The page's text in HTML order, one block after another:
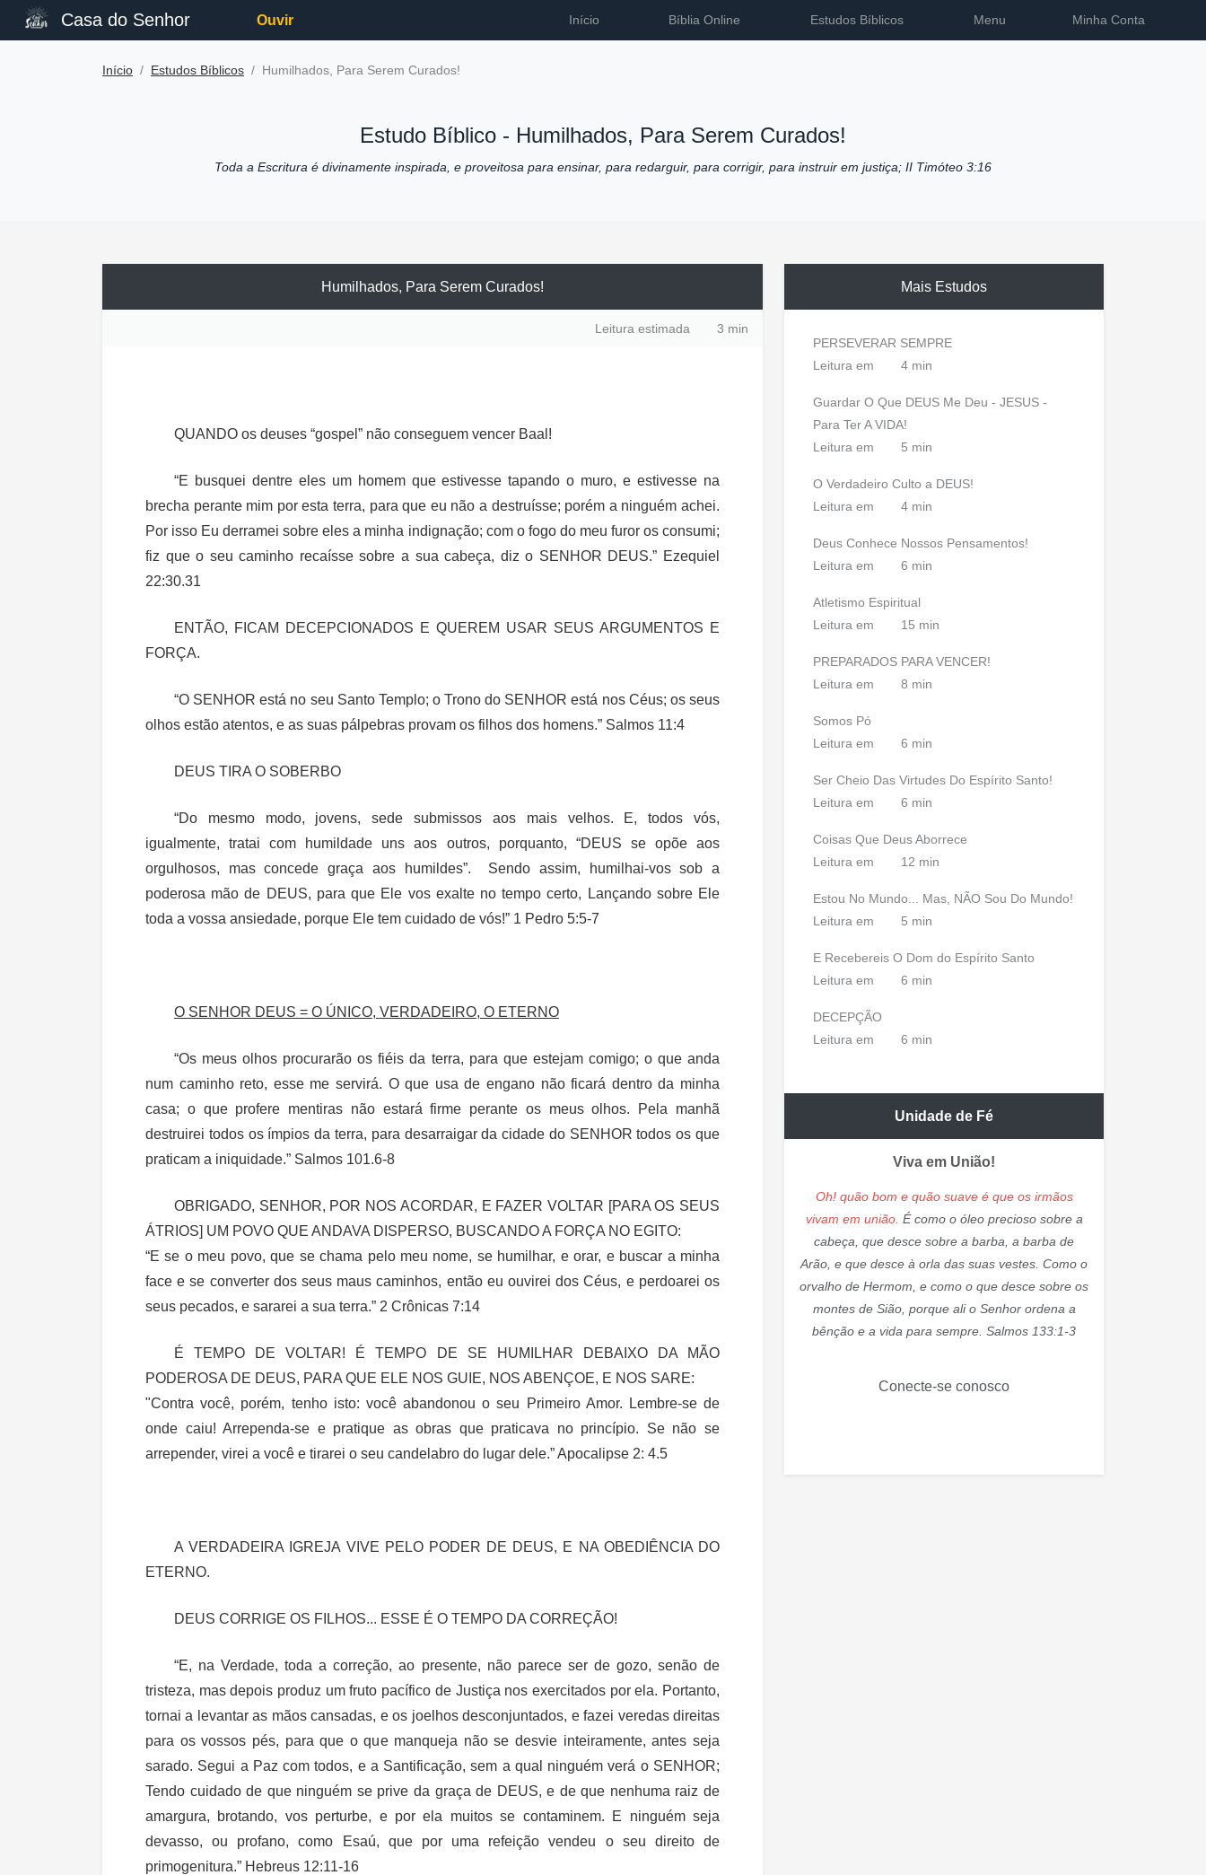
Casa do Senhor Ouvir Início Bíblia Online Estudos Bíblicos Menu Minha Conta
Início Estudos Bíblicos Humilhados, Para Serem Curados!
Estudo Bíblico - Humilhados, Para Serem Curados!
Toda a Escritura é divinamente inspirada, e proveitosa para ensinar, para redarguir, para corrigir, para instruir em justiça; II Timóteo 3:16
Humilhados, Para Serem Curados!
Leitura estimada 3 min
QUANDO os deuses “gospel” não conseguem vencer Baal!
“E busquei dentre eles um homem que estivesse tapando o muro, e estivesse na
brecha perante mim por esta terra, para que eu não a destruísse; porém a ninguém achei.
Por isso Eu derramei sobre eles a minha indignação; com o fogo do meu furor os consumi;
fiz que o seu caminho recaísse sobre a sua cabeça, diz o SENHOR DEUS.” Ezequiel
22:30.31
ENTÃO, FICAM DECEPCIONADOS E QUEREM USAR SEUS ARGUMENTOS E
FORÇA.
“O SENHOR está no seu Santo Templo; o Trono do SENHOR está nos Céus; os seus
olhos estão atentos, e as suas pálpebras provam os filhos dos homens.” Salmos 11:4
DEUS TIRA O SOBERBO
“Do mesmo modo, jovens, sede submissos aos mais velhos. E, todos vós,
igualmente, tratai com humildade uns aos outros, porquanto, “DEUS se opõe aos
orgulhosos, mas concede graça aos humildes”. Sendo assim, humilhai-vos sob a
poderosa mão de DEUS, para que Ele vos exalte no tempo certo, Lançando sobre Ele
toda a vossa ansiedade, porque Ele tem cuidado de vós!” 1 Pedro 5:5-7
O SENHOR DEUS = O ÚNICO, VERDADEIRO, O ETERNO
“Os meus olhos procurarão os fiéis da terra, para que estejam comigo; o que anda
num caminho reto, esse me servirá. O que usa de engano não ficará dentro da minha
casa; o que profere mentiras não estará firme perante os meus olhos. Pela manhã
destruirei todos os ímpios da terra, para desarraigar da cidade do SENHOR todos os que
praticam a iniquidade.” Salmos 101.6-8
OBRIGADO, SENHOR, POR NOS ACORDAR, E FAZER VOLTAR [PARA OS SEUS
ÁTRIOS] UM POVO QUE ANDAVA DISPERSO, BUSCANDO A FORÇA NO EGITO:
“E se o meu povo, que se chama pelo meu nome, se humilhar, e orar, e buscar a minha
face e se converter dos seus maus caminhos, então eu ouvirei dos Céus, e perdoarei os
seus pecados, e sararei a sua terra.” 2 Crônicas 7:14
É TEMPO DE VOLTAR! É TEMPO DE SE HUMILHAR DEBAIXO DA MÃO
PODEROSA DE DEUS, PARA QUE ELE NOS GUIE, NOS ABENÇOE, E NOS SARE:
"Contra você, porém, tenho isto: você abandonou o seu Primeiro Amor. Lembre-se de
onde caiu! Arrependa-se e pratique as obras que praticava no princípio. Se não se
arrepender, virei a você e tirarei o seu candelabro do lugar dele.” Apocalipse 2: 4.5
A VERDADEIRA IGREJA VIVE PELO PODER DE DEUS, E NA OBEDIÊNCIA DO
ETERNO.
DEUS CORRIGE OS FILHOS... ESSE É O TEMPO DA CORREÇÃO!
“E, na Verdade, toda a correção, ao presente, não parece ser de gozo, senão de
tristeza, mas depois produz um fruto pacífico de Justiça nos exercitados por ela. Portanto,
tornai a levantar as mãos cansadas, e os joelhos desconjuntados, e fazei veredas direitas
para os vossos pés, para que o que manqueja não se desvie inteiramente, antes seja
sarado. Segui a Paz com todos, e a Santificação, sem a qual ninguém verá o SENHOR;
Tendo cuidado de que ninguém se prive da graça de DEUS, e de que nenhuma raiz de
amargura, brotando, vos perturbe, e por ela muitos se contaminem. E ninguém seja
devasso, ou profano, como Esaú, que por uma refeição vendeu o seu direito de
primogenitura.” Hebreus 12:11-16
Mais Estudos
PERSEVERAR SEMPRE
Leitura em
4 min
Guardar O Que DEUS Me Deu - JESUS -
Para Ter A VIDA!
Leitura em
5 min
O Verdadeiro Culto a DEUS!
Leitura em
4 min
Deus Conhece Nossos Pensamentos!
Leitura em
6 min
Atletismo Espiritual
Leitura em
15 min
PREPARADOS PARA VENCER!
Leitura em
8 min
Somos Pó
Leitura em
6 min
Ser Cheio Das Virtudes Do Espírito Santo!
Leitura em
6 min
Coisas Que Deus Aborrece
Leitura em
12 min
Estou No Mundo... Mas, NÃO Sou Do Mundo!
Leitura em
5 min
E Recebereis O Dom do Espírito Santo
Leitura em
6 min
DECEPÇÃO
Leitura em
6 min
Unidade de Fé
Viva em União!
Oh! quão bom e quão suave é que os irmãos
vivam em união. É como o óleo precioso sobre a
cabeça, que desce sobre a barba, a barba de
Arão, e que desce à orla das suas vestes. Como o
orvalho de Hermom, e como o que desce sobre os
montes de Sião, porque ali o Senhor ordena a
bênção e a vida para sempre. Salmos 133:1-3
Conecte-se conosco